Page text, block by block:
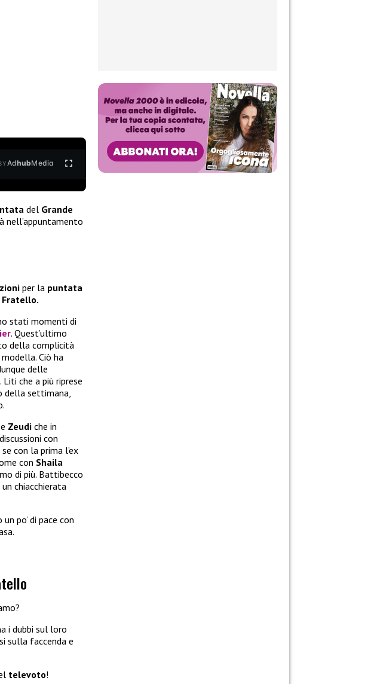
AdhubMedia
del Grande
nell’appuntamento
per la puntata
Fratello.
stati momenti di
. Quest’ultimo
della complicità
Ciò ha
delle
. Liti che a più riprese
della settimana,
Zeudi che in
con
con la prima l’ex
con Shaila
di più. Battibecco
chiacchierata
po’ di pace con
i dubbi sul loro
sulla faccenda e
televoto!